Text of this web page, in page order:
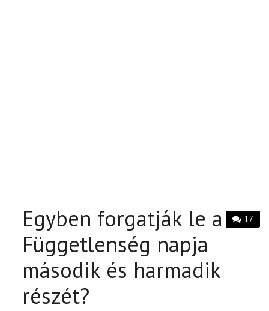
17
Egyben forgatják le a
Függetlenség napja
második és harmadik
részét?